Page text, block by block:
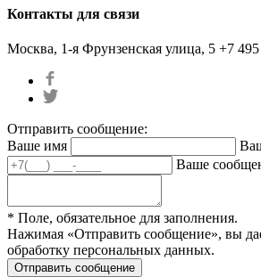
Контакты для связи
Москва, 1-я Фрунзенская улица, 5 +7
Отправить сообщение:
Ваше имя
Ваше
* Поле, обязательное для заполнения.
Нажимая «Отправить сообщение», вы
обработку персональных данных.